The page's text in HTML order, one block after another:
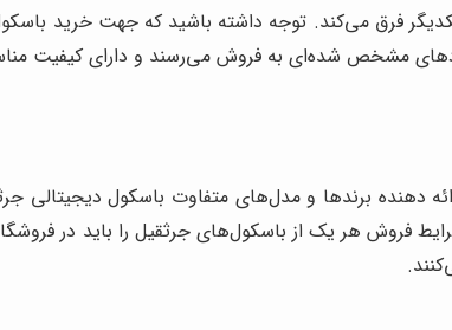
فرق می‌کند. توجه داشته باشید که جهت خرید
مشخص شده‌ای به فروش می‌رسند و دارای کیفیت
دهنده برندها و مدل‌های متفاوت باسکول دیجیتالی
فروش هر یک از باسکول‌های جرثقیل را باید در فروشگاه